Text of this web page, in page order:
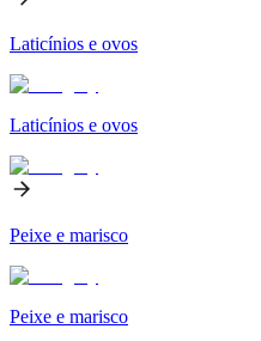
Laticínios e ovos
Laticínios e ovos
Peixe e marisco
Peixe e marisco